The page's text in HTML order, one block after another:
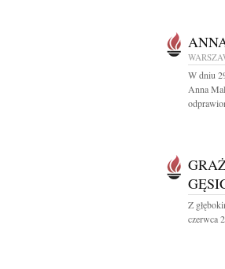
W dniu
Anna
Z
czerwca